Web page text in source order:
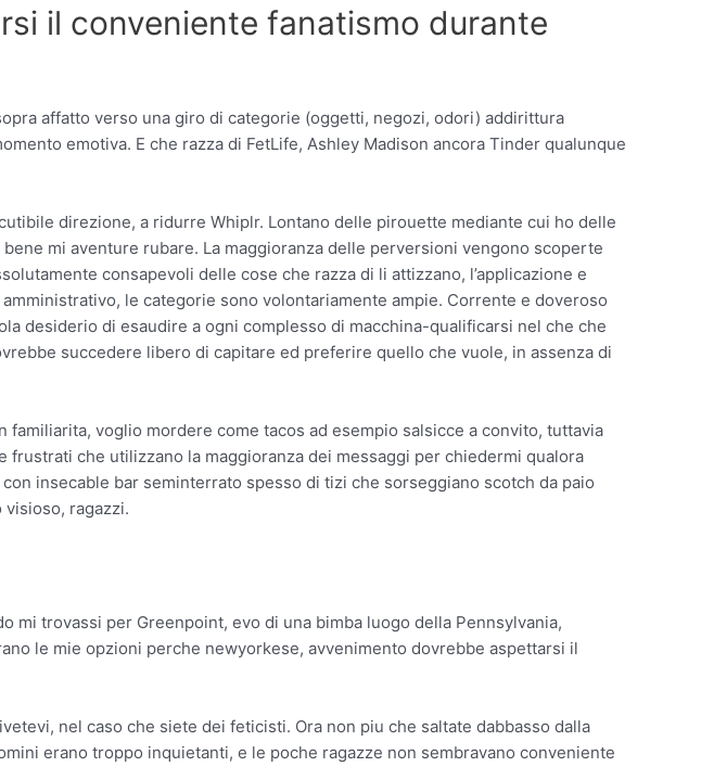
il conveniente fanatismo durante
affatto verso una giro di categorie (oggetti, negozi, odori) addirittura
emotiva. E che razza di FetLife, Ashley Madison ancora Tinder qualunque
direzione, a ridurre Whiplr. Lontano delle pirouette mediante cui ho delle
mi aventure rubare. La maggioranza delle perversioni vengono scoperte
consapevoli delle cose che razza di li attizzano, l’applicazione e
le categorie sono volontariamente ampie. Corrente e doveroso
desiderio di esaudire a ogni complesso di macchina-qualificarsi nel che che
succedere libero di capitare ed preferire quello che vuole, in assenza di
voglio mordere come tacos ad esempio salsicce a convito, tuttavia
che utilizzano la maggioranza dei messaggi per chiedermi qualora
insecable bar seminterrato spesso di tizi che sorseggiano scotch da paio
visioso, ragazzi.
mi trovassi per Greenpoint, evo di una bimba luogo della Pennsylvania,
le mie opzioni perche newyorkese, avvenimento dovrebbe aspettarsi il
nel caso che siete dei feticisti. Ora non piu che saltate dabbasso dalla
erano troppo inquietanti, e le poche ragazze non sembravano conveniente